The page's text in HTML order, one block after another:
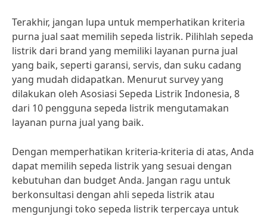
Terakhir, jangan lupa untuk memperhatikan kriteria
purna jual saat memilih sepeda listrik. Pilihlah sepeda
listrik dari brand yang memiliki layanan purna jual
yang baik, seperti garansi, servis, dan suku cadang
yang mudah didapatkan. Menurut survey yang
dilakukan oleh Asosiasi Sepeda Listrik Indonesia, 8
dari 10 pengguna sepeda listrik mengutamakan
layanan purna jual yang baik.
Dengan memperhatikan kriteria-kriteria di atas, Anda
dapat memilih sepeda listrik yang sesuai dengan
kebutuhan dan budget Anda. Jangan ragu untuk
berkonsultasi dengan ahli sepeda listrik atau
mengunjungi toko sepeda listrik terpercaya untuk